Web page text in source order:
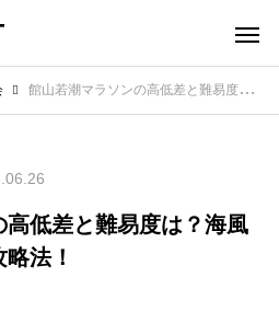
館山若潮マラソンの高低差と難易度は？海風に負けないコース攻略法！
低差と難易度は？海風
法！